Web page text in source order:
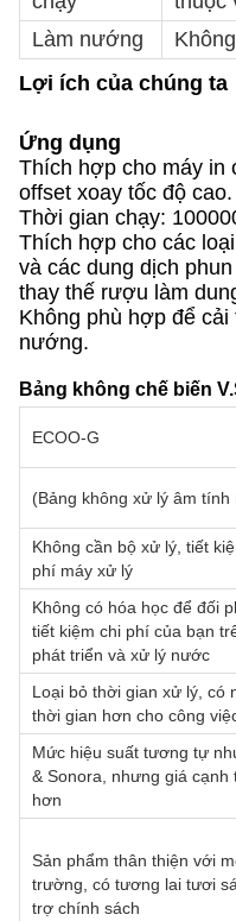
Làm nướng
Lợi ích của chúng ta
Ứng dụng
Thích hợp cho máy in
offset xoay tốc độ cao.
Thời gian chạy:
Thích hợp cho các
và các dung dịch
thay thế rượu làm
Không phù hợp để
nướng.
Bảng không chế biến
ECOO-G
(Bảng không xử lý âm tính
Không cần bộ xử lý, tiết
phí máy xử lý
Không có hóa học để đối
tiết kiệm chi phí của bạn
phát triển và xử lý nước
Loại bỏ thời gian xử lý, có
thời gian hơn cho công
Mức hiệu suất tương tự
& Sonora, nhưng giá cạnh
hơn
Sản phẩm thân thiện với
trường, có tương lai tươi
trợ chính sách